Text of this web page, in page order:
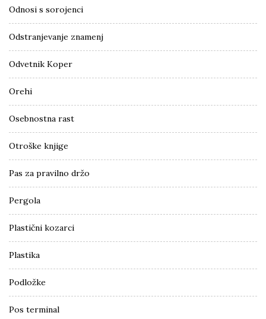
Odnosi s sorojenci
Odstranjevanje znamenj
Odvetnik Koper
Orehi
Osebnostna rast
Otroške knjige
Pas za pravilno držo
Pergola
Plastični kozarci
Plastika
Podložke
Pos terminal